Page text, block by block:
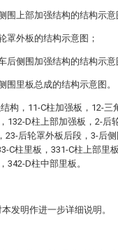
围上部加强结构的结构示意
罩外板的结构示意图；
后侧围加强结构的结构示意
围里板总成的结构示意图。
构，11-C柱加强板，12-
132-D柱上部加强板，2-后
23-后轮罩外板后段，3-后
C柱里板，331-C柱上部里
342-D柱中部里板。
发明作进一步详细说明。